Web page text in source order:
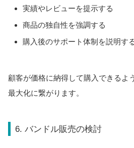
実績やレビューを提示する
商品の独自性を強調する
購入後のサポート体制を説明す
顧客が価格に納得して購入できるよ
最大化に繋がります。
6. バンドル販売の検討